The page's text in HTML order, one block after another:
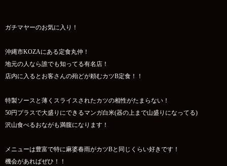
ガチマヤーのお気に入り！
沖縄市KOZAにある定食丸仲！
地元の人なら誰でも知ってる有名店！
店内に入るとお客さんの殆どが頼むカツB定食！！
特製ソースと薄くスライスされたカツの相性がたまらない！
50円プラスで大盛りにできるマンガ白米(器の上まで山盛りになってる)
沢山食べるおながも満腹になります！
メニューは豊富で特に麻婆春雨がカツBと同じくらい好きです！
機会があればぜひ！！